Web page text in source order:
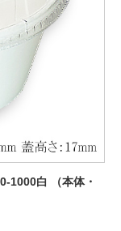
1000白 （本体・